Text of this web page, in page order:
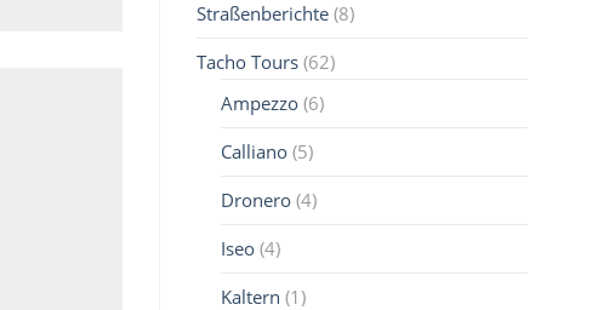
Straßenberichte (8)
Tacho Tours (62)
Ampezzo (6)
Calliano (5)
Dronero (4)
Iseo (4)
Kaltern (1)